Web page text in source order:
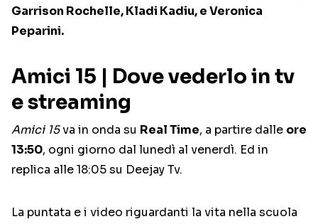
Garrison Rochelle, Kladi Kadiu, e Veronica
Peparini.
Amici 15 | Dove vederlo in tv
e streaming
Amici 15va in onda su Real Time, a partire dalle ore
13:50, ogni giorno dal lunedì al venerdì. Ed in
replica alle 18:05 su Deejay Tv.
La puntata e i video riguardanti la vita nella scuola